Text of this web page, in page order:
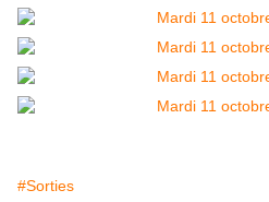
#Sorties